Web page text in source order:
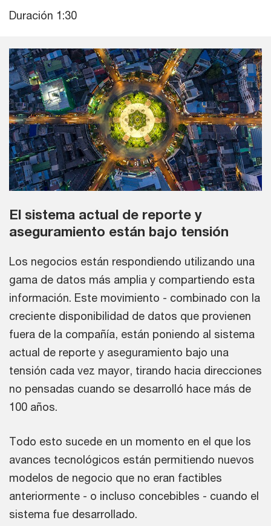
Duración 1:30
El sistema actual de reporte y
aseguramiento están bajo tensión
Los negocios están respondiendo utilizando una
gama de datos más amplia y compartiendo esta
información. Este movimiento - combinado con la
creciente disponibilidad de datos que provienen
fuera de la compañía, están poniendo al sistema
actual de reporte y aseguramiento bajo una
tensión cada vez mayor, tirando hacia direcciones
no pensadas cuando se desarrolló hace más de
100 años.
Todo esto sucede en un momento en el que los
avances tecnológicos están permitiendo nuevos
modelos de negocio que no eran factibles
anteriormente - o incluso concebibles - cuando el
sistema fue desarrollado.